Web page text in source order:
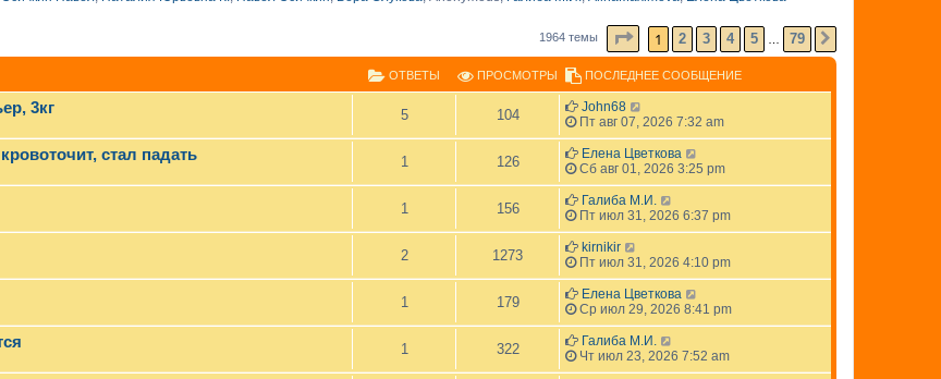
ПОИСК 1964 темы СТРАНИЦА ИЗ 79
1 2 3 4 5 79
ОТВЕТЫ ПРОСМОТРЫ ПОСЛЕДНЕЕ СООБЩЕНИЕ
3кг 5 104
John68
Пт авг 07, 2026 7:32 am
стал падать 1 126
Елена Цветкова
Сб авг 01, 2026 3:25 pm
1 156
Галиба М.И.
Пт июл 31, 2026 6:37 pm
2 1273
kirnikir
Пт июл 31, 2026 4:10 pm
1 179
Елена Цветкова
Ср июл 29, 2026 8:41 pm
1 322
Галиба М.И.
Чт июл 23, 2026 7:52 am